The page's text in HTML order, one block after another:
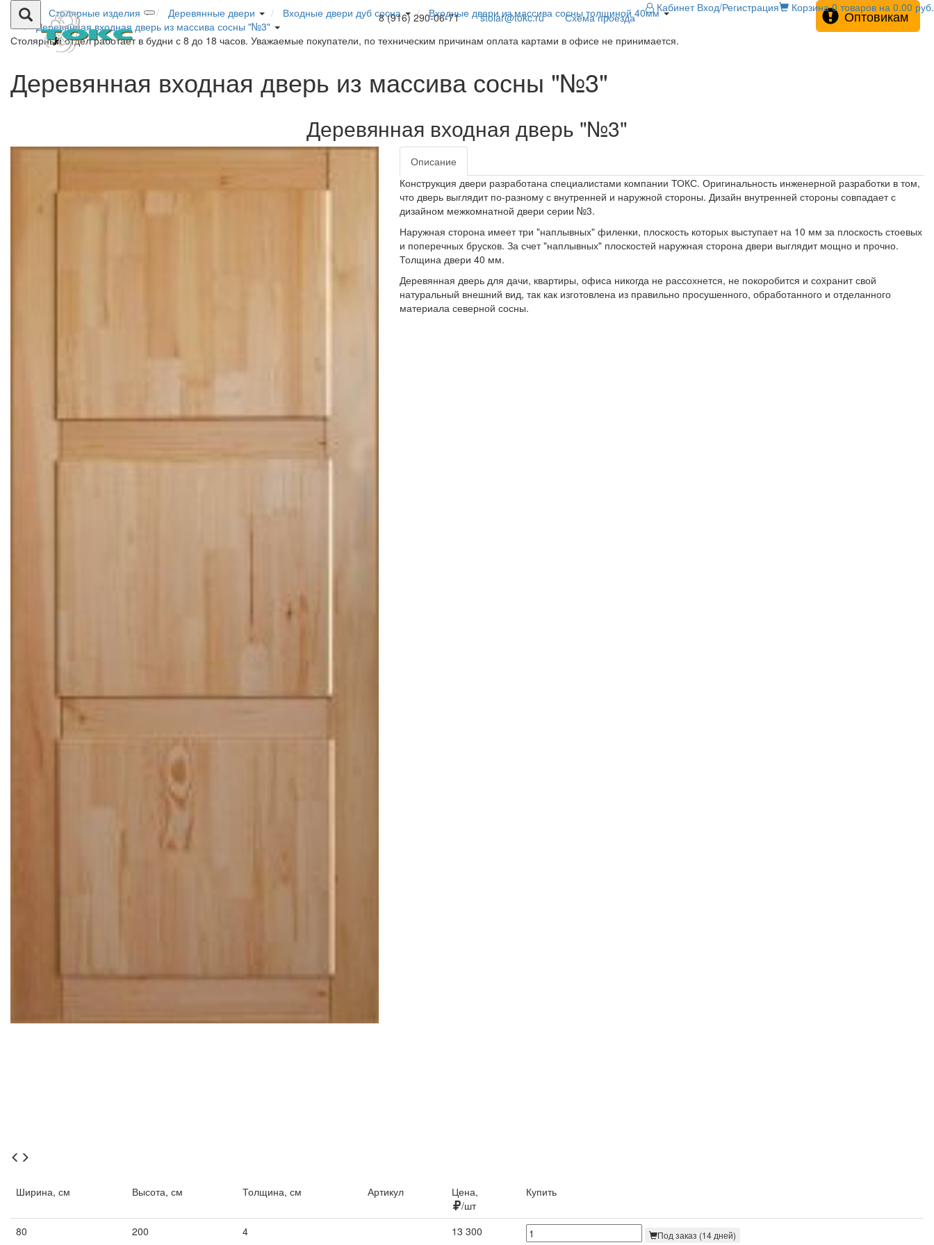
8 (916) 290-06-71 stolar@tokc.ru Схема проезда
Кабинет Вход/Регистрация Корзина 0 товаров на 0.00 руб.
Столярные изделия Деревянные двери Входные двери дуб сосна
Входные двери из массива сосны толщиной 40мм
Деревянная входная дверь из массива сосны "№3"
Столярный отдел работает в будни с 8 до 18 часов. Уважаемые покупатели, по техническим причинам оплата картами в офисе не принимается.
Оптовикам
Деревянная входная дверь из массива сосны "№3"
Деревянная входная дверь "№3"
Описание
Конструкция двери разработана специалистами компании ТОКС. Оригинальность инженерной разработки в том,
что дверь выглядит по-разному с внутренней и наружной стороны. Дизайн внутренней стороны совпадает с
дизайном межкомнатной двери серии №3.
Наружная сторона имеет три "наплывных" филенки, плоскость которых выступает на 10 мм за плоскость стоевых
и поперечных брусков. За счет "наплывных" плоскостей наружная сторона двери выглядит мощно и прочно.
Толщина двери 40 мм.
Деревянная дверь для дачи, квартиры, офиса никогда не рассохнется, не покоробится и сохранит свой
натуральный внешний вид, так как изготовлена из правильно просушенного, обработанного и отделанного
материала северной сосны.
Ширина, см Высота, см Толщина, см Артикул
Цена,
/шт
Купить
80 200 4 13 300 Под заказ (14 дней)